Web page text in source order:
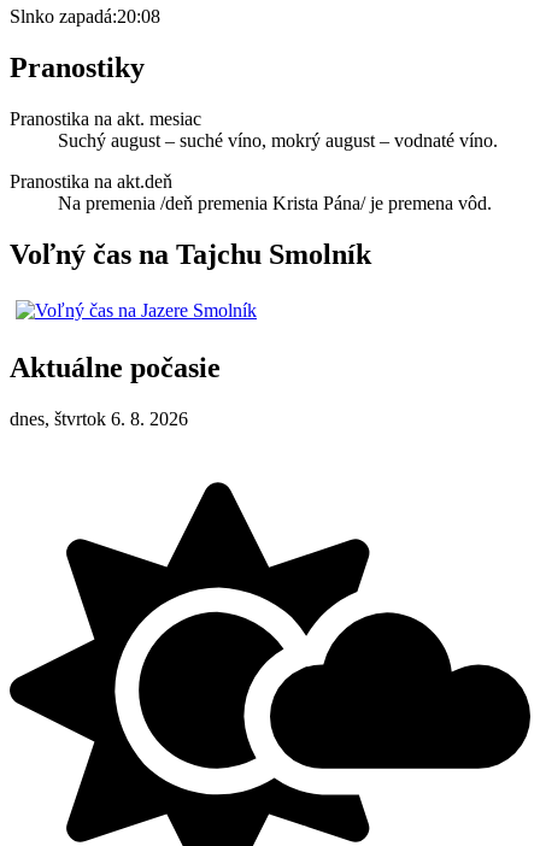
Slnko zapadá:20:08
Pranostiky
Pranostika na akt. mesiac
Suchý august – suché víno, mokrý august – vodnaté víno.
Pranostika na akt.deň
Na premenia /deň premenia Krista Pána/ je premena vôd.
Voľný čas na Tajchu Smolník
Aktuálne počasie
dnes, štvrtok 6. 8. 2026